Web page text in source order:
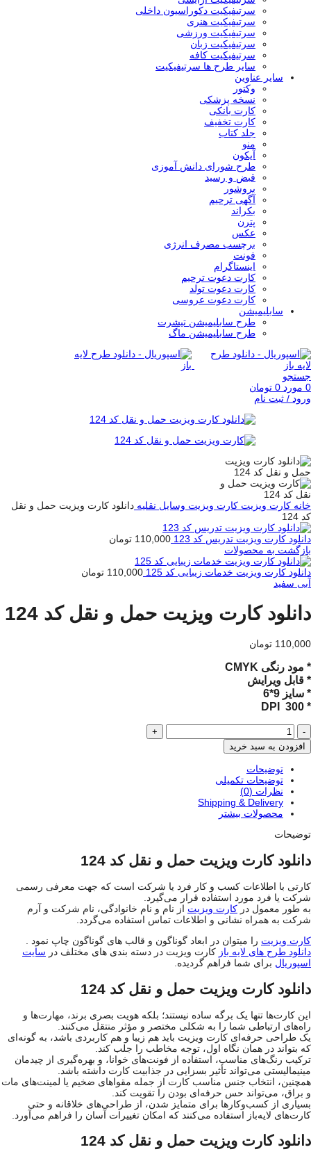
سرتیفیکیت دکوراسیون داخلی
سرتیفیکیت هنری
سرتیفیکیت ورزشی
سرتیفیکیت زبان
سرتیفیکیت کافه
سایر طرح ها سرتیفیکیت
سایر عناوین
وکتور
نسخه پزشکی
کارت بانکی
کارت تخفیف
جلد کتاب
منو
آیکون
طرح شورای دانش آموزی
قبض و رسید
بروشور
آگهی ترحیم
بکراند
پترن
عکس
برچسب مصرف انرژی
فونت
اینستاگرام
کارت دعوت ترحیم
کارت دعوت تولد
کارت دعوت عروسی
سابلیمیشن
طرح سابلیمیشن تیشرت
طرح سابلیمیشن ماگ
جستجو
0 مورد 0 تومان
ورود / ثبت نام
خانه کارت ویزیت کارت ویزیت وسایل نقلیه دانلود کارت ویزیت حمل و نقل
کد 124
دانلود کارت ویزیت تدریس کد 123
110,000 تومان
بازگشت به محصولات
دانلود کارت ویزیت خدمات زیبایی کد 125
110,000 تومان
آبی سفید
دانلود کارت ویزیت حمل و نقل کد 124
110,000 تومان
* مود رنگی CMYK
* قابل ویرایش
* سایز 9*6
* 300 DPI
دانلود
کارت
ویزیت
و
نقل
کد
124
عدد
افزودن به سبد خرید
توضیحات
توضیحات تکمیلی
نظرات (0)
Shipping & Delivery
محصولات بیشتر
توضیحات
دانلود کارت ویزیت حمل و نقل کد 124
کارتی با اطلاعات کسب و کار فرد یا شرکت است که جهت معرفی رسمی
شرکت یا فرد مورد استفاده قرار می‌گیرد.
به طور معمول در کارت ویزیت از نام و نام خانوادگی، نام شرکت و آرم
شرکت به همراه نشانی و اطلاعات تماس استفاده می‌گردد.
کارت ویزیت را میتوان در ابعاد گوناگون و قالب های گوناگون چاپ نمود .
دانلود طرح های لایه باز کارت ویزیت در دسته بندی های مختلف در سایت
اسپوریال برای شما فراهم گردیده.
دانلود کارت ویزیت حمل و نقل کد 124
این کارت‌ها تنها یک برگه ساده نیستند؛ بلکه هویت بصری برند، مهارت‌ها و
راه‌های ارتباطی شما را به شکلی مختصر و مؤثر منتقل می‌کنند.
یک طراحی حرفه‌ای کارت ویزیت باید هم زیبا و هم کاربردی باشد، به گونه‌ای
که بتواند در همان نگاه اول، توجه مخاطب را جلب کند.
ترکیب رنگ‌های مناسب، استفاده از فونت‌های خوانا، و بهره‌گیری از چیدمان
مینیمالیستی می‌تواند تأثیر بسزایی در جذابیت کارت داشته باشد.
همچنین، انتخاب جنس مناسب کارت از جمله مقواهای ضخیم یا لمینت‌های مات
و براق، می‌تواند حس حرفه‌ای بودن را تقویت کند.
بسیاری از کسب‌وکارها برای متمایز شدن، از طراحی‌های خلاقانه و حتی
کارت‌های لایه‌باز استفاده می‌کنند که امکان تغییرات آسان را فراهم می‌آورد.
دانلود کارت ویزیت حمل و نقل کد 124